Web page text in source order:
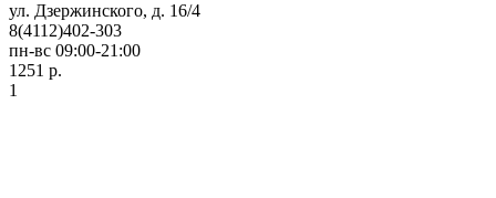
ул. Дзержинского, д. 16/4
8(4112)402-303
пн-вс 09:00-21:00
1251 р.
1